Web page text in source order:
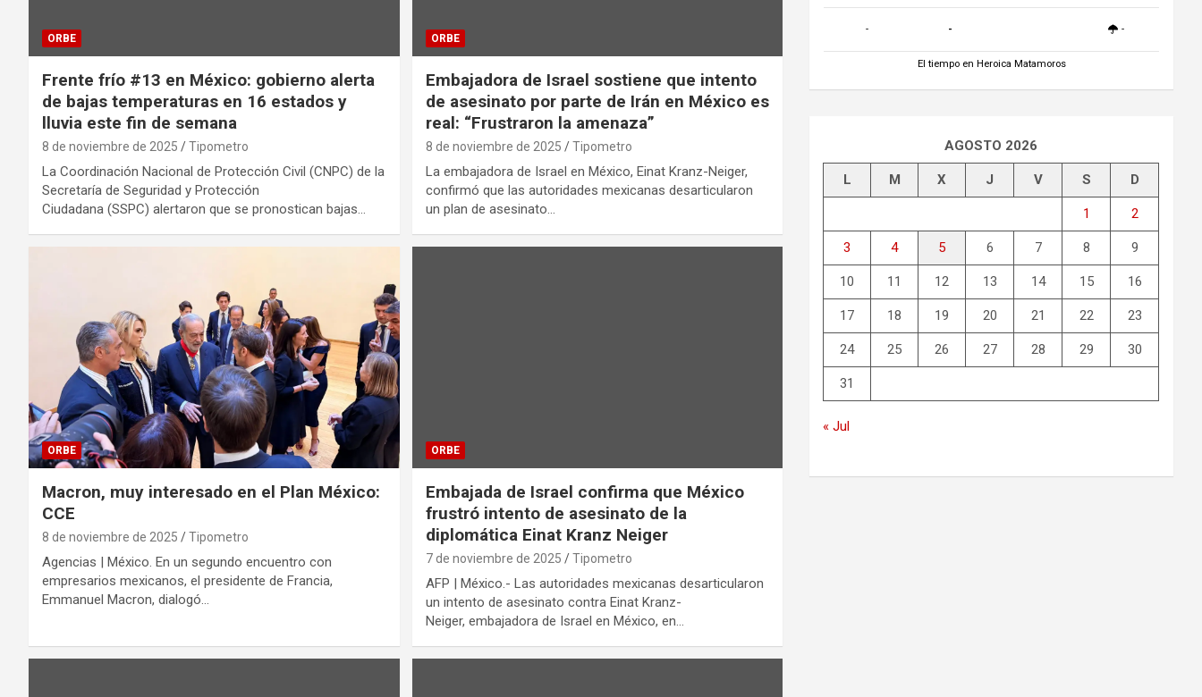
ORBE
Frente frío #13 en México: gobierno alerta
de bajas temperaturas en 16 estados y
lluvia este fin de semana
8 de noviembre de 2025 Tipometro
La Coordinación Nacional de Protección Civil (CNPC) de la
Secretaría de Seguridad y Protección
Ciudadana (SSPC) alertaron que se pronostican bajas…
ORBE
Embajadora de Israel sostiene que intento
de asesinato por parte de Irán en México es
real: “Frustraron la amenaza”
8 de noviembre de 2025 Tipometro
La embajadora de Israel en México, Einat Kranz-Neiger,
confirmó que las autoridades mexicanas desarticularon
un plan de asesinato…
ORBE
Macron, muy interesado en el Plan México:
CCE
8 de noviembre de 2025 Tipometro
Agencias | México. En un segundo encuentro con
empresarios mexicanos, el presidente de Francia,
Emmanuel Macron, dialogó…
ORBE
Embajada de Israel confirma que México
frustró intento de asesinato de la
diplomática Einat Kranz Neiger
7 de noviembre de 2025 Tipometro
AFP | México.- Las autoridades mexicanas desarticularon
un intento de asesinato contra Einat Kranz-
Neiger, embajadora de Israel en México, en…
- - -
El tiempo en Heroica Matamoros
AGOSTO 2026
L M X J V S D
1 2
3 4 5 6 7 8 9
10 11 12 13 14 15 16
17 18 19 20 21 22 23
24 25 26 27 28 29 30
31
« Jul